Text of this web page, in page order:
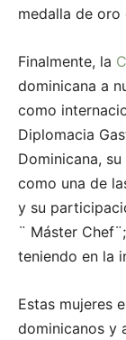
medalla de oro
Finalmente, la
dominicana a
como
Diplomacia
Dominicana,
como una de
y su
¨ Máster
teniendo en la
Estas mujeres
dominicanos y